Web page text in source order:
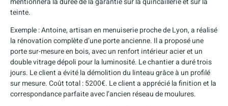
teinte.
Exemple : Antoine, artisan en menuiserie proche de Lyon, a réalisé
la rénovation complète d’une porte ancienne. Il a proposé une
porte sur-mesure en bois, avec un renfort intérieur acier et un
double vitrage dépoli pour la luminosité. Le chantier a duré trois
jours. Le client a évité la démolition du linteau grâce à un profilé
sur mesure. Coût total : 5200€. Le client a apprécié la finition et la
correspondance parfaite avec l’ancien réseau de moulures.